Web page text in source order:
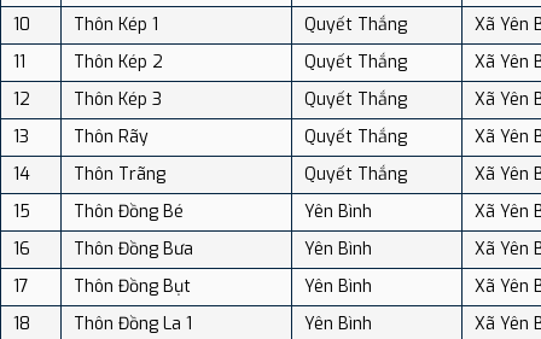
10
Thôn Kép 1 Quyết Thắng
Xã Yên
11
Thôn Kép 2 Quyết Thắng
Xã Yên
12
Thôn Kép 3 Quyết Thắng
Xã Yên
13
Thôn Rãy Quyết Thắng
Xã Yên
14
Thôn Trãng Quyết Thắng
Xã Yên
15
Thôn Đồng Bé Yên Bình
Xã Yên
16
Thôn Đồng Bưa Yên Bình
Xã Yên
17
Thôn Đồng Bụt Yên Bình
Xã Yên
18
Thôn Đồng La 1 Yên Bình
Xã Yên